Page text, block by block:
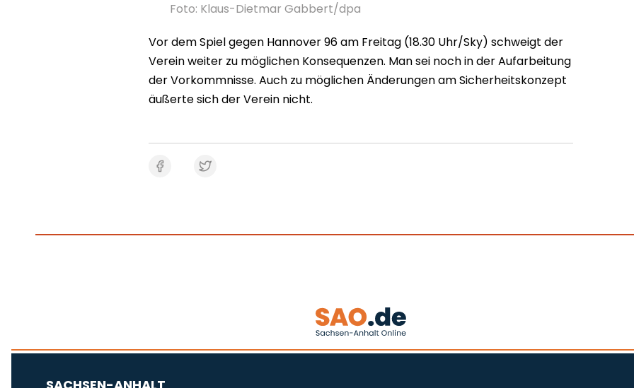
Foto: Klaus-Dietmar Gabbert/dpa
Vor dem Spiel gegen Hannover 96 am Freitag (18.30 Uhr/Sky) schweigt der
Verein weiter zu möglichen Konsequenzen. Man sei noch in der Aufarbeitung
der Vorkommnisse. Auch zu möglichen Änderungen am Sicherheitskonzept
äußerte sich der Verein nicht.